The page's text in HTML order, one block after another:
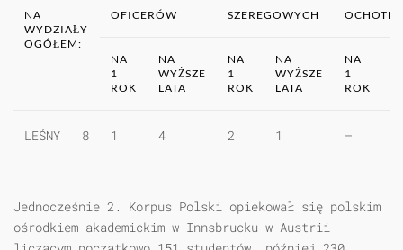
NA
WYDZIAŁY
OGÓŁEM:
OFICERÓW SZEREGOWYCH
NA
1
ROK
NA
WYŻSZE
LATA
NA
1
ROK
NA
WYŻSZE
LATA
NA
1
ROK
LEŚNY 8 1 4 2 1 —
Jednocześnie 2. Korpus Polski opiekował się polskim
ośrodkiem akade­mickim w Innsbrucku w Austrii